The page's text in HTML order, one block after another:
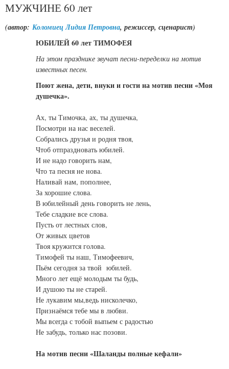
МУЖЧИНЕ 60 лет
(автор: Коломиец Лидия Петровна, режиссер, сценарист)
ЮБИЛЕЙ 60 лет ТИМОФЕЯ
На этом празднике звучат песни-переделки на мотив
известных песен.
Поют жена, дети, внуки и гости на мотив песни «Моя
душечка».
Ах, ты Тимочка, ах, ты душечка,
Посмотри на нас веселей.
Собрались друзья и родня твоя,
Чтоб отпраздновать юбилей.
И не надо говорить нам,
Что та песня не нова.
Наливай нам, пополнее,
За хорошие слова.
В юбилейный день говорить не лень,
Тебе сладкие все слова.
Пусть от лестных слов,
От живых цветов
Твоя кружится голова.
Тимофей ты наш, Тимофеевич,
Пьём сегодня за твой юбилей.
Много лет ещё молодым ты будь,
И душою ты не старей.
Не лукавим мы,ведь нисколечко,
Признаёмся тебе мы в любви.
Мы всегда с тобой выпьем с радостью
Не забудь, только нас позови.
На мотив песни «Шаланды полные кефали»